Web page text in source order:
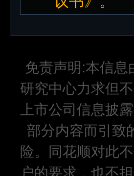
免责声明:本信息
研究中心力求但
上市公司信息披
部分内容而引致
险。同花顺对此
户的要求，也不